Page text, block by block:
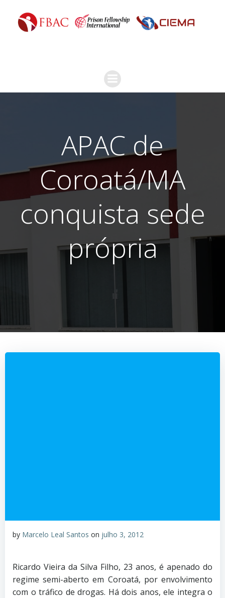
APAC de
Coroatá/MA
conquista sede
própria
by Marcelo Leal Santos on julho 3, 2012
Ricardo Vieira da Silva Filho, 23 anos, é apenado do
regime semi-aberto em Coroatá, por envolvimento
com o tráfico de drogas. Há dois anos, ele integra o